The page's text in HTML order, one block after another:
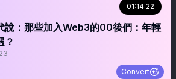
01:14:22
？
Convert